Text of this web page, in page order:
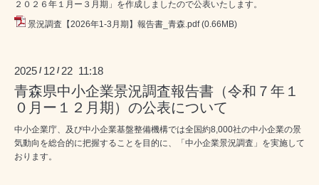
２０２６年１月ー３月期」を作成しましたので公表いたします。
景況調査【2026年1-3月期】報告書_青森.pdf (0.66MB)
2025 / 12 / 22 11:18
青森県中小企業景況調査報告書（令和７年１
０月ー１２月期）の公表について
中小企業庁、及び中小企業基盤整備機構では全国約8,000社の中小企業の景
気動向を総合的に把握することを目的に、「中小企業景況調査」を実施して
おります。